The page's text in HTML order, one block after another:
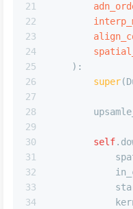
21
22
23
24
25
26
27
28
29
30
31
32
33
34
):
super
self